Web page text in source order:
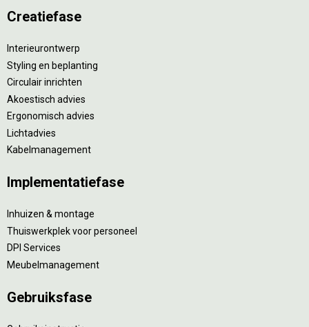
Creatiefase
Interieurontwerp
Styling en beplanting
Circulair inrichten
Akoestisch advies
Ergonomisch advies
Lichtadvies
Kabelmanagement
Implementatiefase
Inhuizen & montage
Thuiswerkplek voor personeel
DPI Services
Meubelmanagement
Gebruiksfase